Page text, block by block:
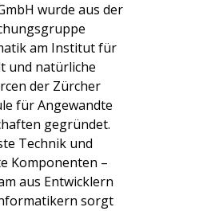
wurde aus der
am Institut für
und natürliche
der Zürcher
für Angewandte
gegründet.
Technik und
Komponenten –
aus Entwicklern
sorgt